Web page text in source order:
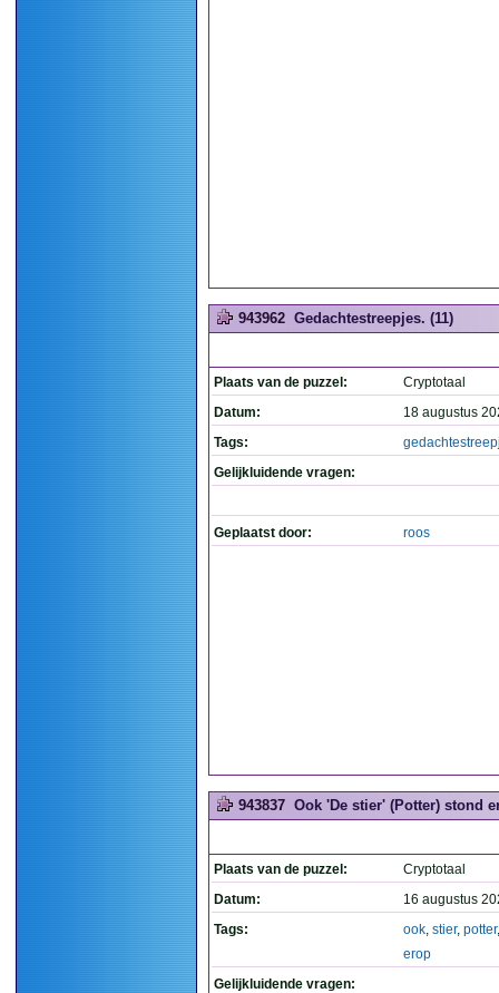
943962 Gedachtestreepjes. (11)
Plaats van de puzzel:
Cryptotaal
Datum:
18 augustus
Tags:
Gelijkluidende vragen:
Geplaatst door: roos
943837 Ook 'De stier' (Potter) stond
Plaats van de puzzel:
Cryptotaal
Datum:
16 augustus
Tags:
ook, stier, potter
erop
Gelijkluidende vragen: